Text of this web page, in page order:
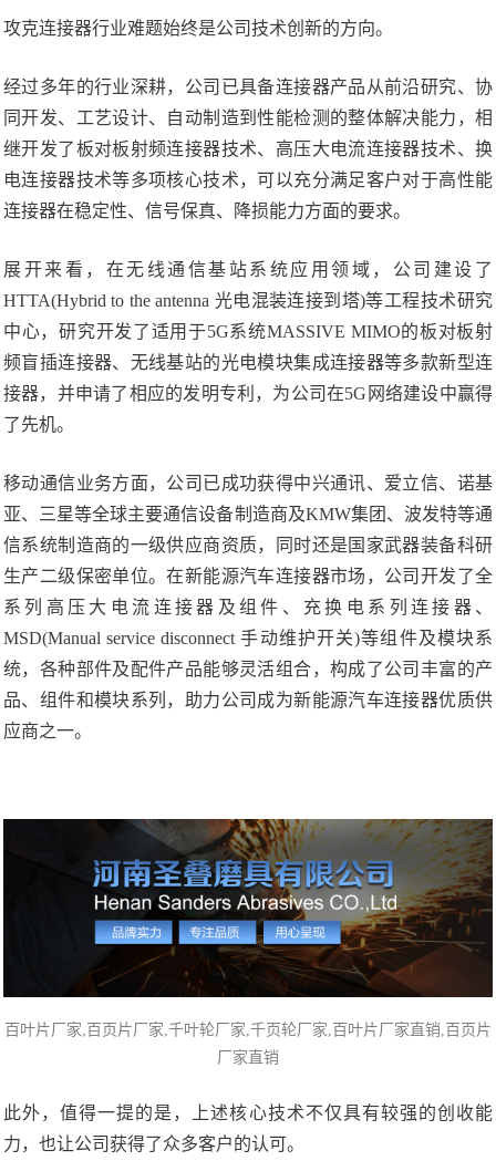
攻克连接器行业难题始终是公司技术创新的方向。
经过多年的行业深耕，公司已具备连接器产品从前沿研究、协
同开发、工艺设计、自动制造到性能检测的整体解决能力，相
继开发了板对板射频连接器技术、高压大电流连接器技术、换
电连接器技术等多项核心技术，可以充分满足客户对于高性能
连接器在稳定性、信号保真、降损能力方面的要求。
展开来看，在无线通信基站系统应用领域，公司建设了
HTTA(Hybrid to the antenna 光电混装连接到塔)等工程技术研究
中心，研究开发了适用于5G系统MASSIVE MIMO的板对板射
频盲插连接器、无线基站的光电模块集成连接器等多款新型连
接器，并申请了相应的发明专利，为公司在5G网络建设中赢得
了先机。
移动通信业务方面，公司已成功获得中兴通讯、爱立信、诺基
亚、三星等全球主要通信设备制造商及KMW集团、波发特等通
信系统制造商的一级供应商资质，同时还是国家武器装备科研
生产二级保密单位。在新能源汽车连接器市场，公司开发了全
系列高压大电流连接器及组件、充换电系列连接器、
MSD(Manual service disconnect 手动维护开关)等组件及模块系
统，各种部件及配件产品能够灵活组合，构成了公司丰富的产
品、组件和模块系列，助力公司成为新能源汽车连接器优质供
应商之一。
百叶片厂家 ,百页片厂家,千叶轮厂家,千页轮厂家,百叶片厂家直销,百页片
厂家直销
此外，值得一提的是，上述核心技术不仅具有较强的创收能
力，也让公司获得了众多客户的认可。